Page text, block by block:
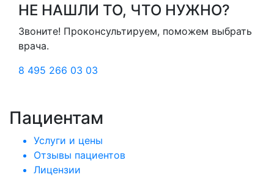
НЕ НАШЛИ ТО, ЧТО НУЖНО?
Звоните! Проконсультируем, поможем выбрать
врача.
8 495 266 03 03
Пациентам
Услуги и цены
Отзывы пациентов
Лицензии